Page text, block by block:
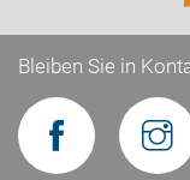
Bleiben Sie in